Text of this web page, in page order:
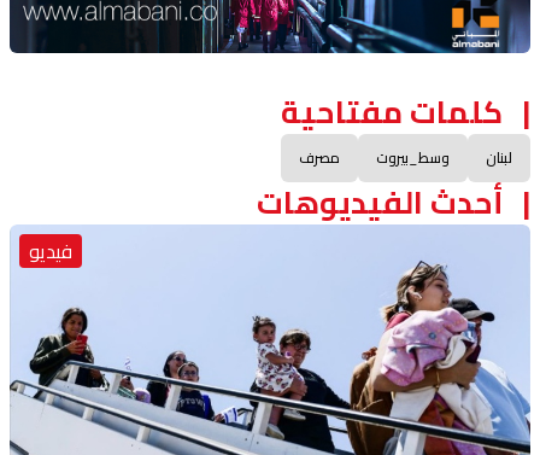
كلمات مفتاحية
لبنان وسط_بيروت مصرف
أحدث الفيديوهات
فيديو